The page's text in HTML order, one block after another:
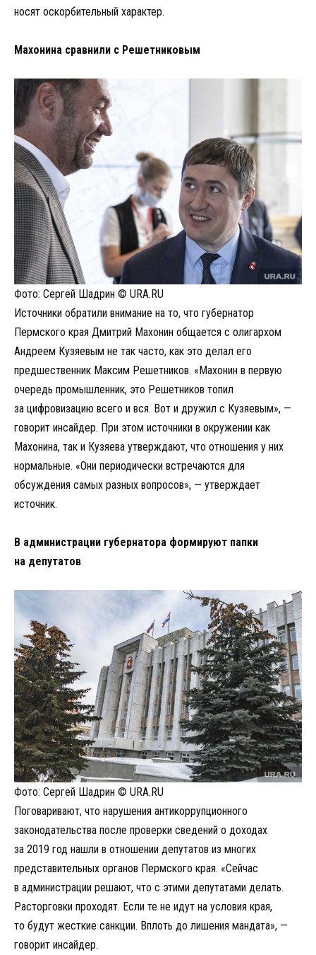
носят оскорбительный характер.
Махонина сравнили с Решетниковым
Фото: Сергей Шадрин © URA.RU
Источники обратили внимание на то, что губернатор
Пермского края Дмитрий Махонин общается с олигархом
Андреем Кузяевым не так часто, как это делал его
предшественник Максим Решетников. «Махонин в первую
очередь промышленник, это Решетников топил
за цифровизацию всего и вся. Вот и дружил с Кузяевым», —
говорит инсайдер. При этом источники в окружении как
Махонина, так и Кузяева утверждают, что отношения у них
нормальные. «Они периодически встречаются для
обсуждения самых разных вопросов», — утверждает
источник.
В администрации губернатора формируют папки
на депутатов
Фото: Сергей Шадрин © URA.RU
Поговаривают, что нарушения антикоррупционного
законодательства после проверки сведений о доходах
за 2019 год нашли в отношении депутатов из многих
представительных органов Пермского края. «Сейчас
в администрации решают, что с этими депутатами делать.
Расторговки проходят. Если те не идут на условия края,
то будут жесткие санкции. Вплоть до лишения мандата», —
говорит инсайдер.